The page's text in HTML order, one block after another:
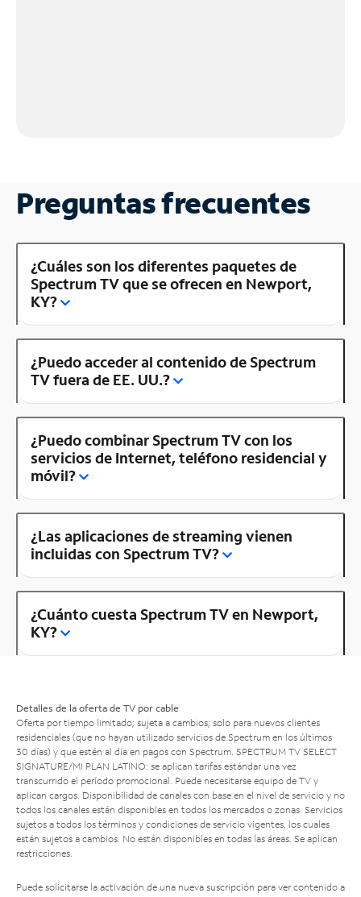
Preguntas frecuentes
¿Cuáles son los diferentes paquetes de
Spectrum TV que se ofrecen en Newport,
KY?
¿Puedo acceder al contenido de Spectrum
TV fuera de EE. UU.?
¿Puedo combinar Spectrum TV con los
servicios de Internet, teléfono residencial y
móvil?
¿Las aplicaciones de streaming vienen
incluidas con Spectrum TV?
¿Cuánto cuesta Spectrum TV en Newport,
KY?
Detalles de la oferta de TV por cable
Oferta por tiempo limitado; sujeta a cambios; solo para nuevos clientes
residenciales (que no hayan utilizado servicios de Spectrum en los últimos
30 días) y que estén al día en pagos con Spectrum. SPECTRUM TV SELECT
SIGNATURE/MI PLAN LATINO: se aplican tarifas estándar una vez
transcurrido el período promocional. Puede necesitarse equipo de TV y
aplican cargos. Disponibilidad de canales con base en el nivel de servicio y no
todos los canales están disponibles en todos los mercados o zonas. Servicios
sujetos a todos los términos y condiciones de servicio vigentes, los cuales
están sujetos a cambios. No están disponibles en todas las áreas. Se aplican
restricciones.
Puede solicitarse la activación de una nueva suscripción para ver contenido a